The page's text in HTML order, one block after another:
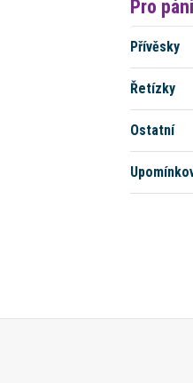
Pro
Přívěsky
Řetízky
Ostatní